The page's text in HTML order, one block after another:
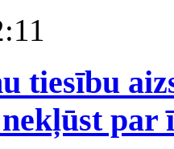
tiesību
par